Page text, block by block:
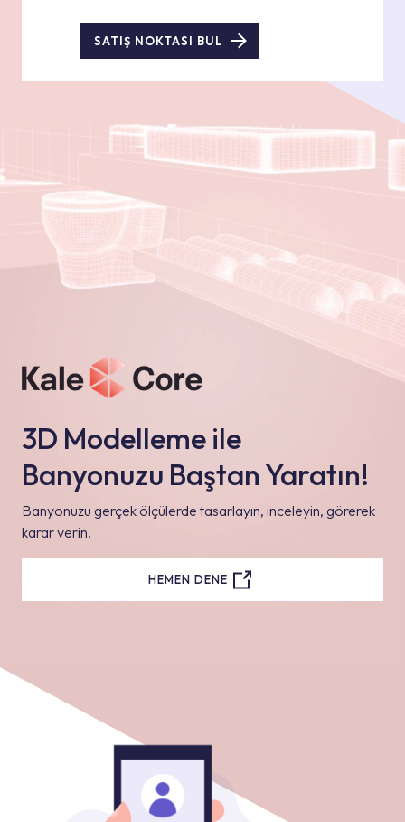
SATIŞ NOKTASI BUL
3D Modelleme ile
Banyonuzu Baştan Yaratın!
Banyonuzu gerçek ölçülerde tasarlayın, inceleyin, görerek
karar verin.
HEMEN DENE